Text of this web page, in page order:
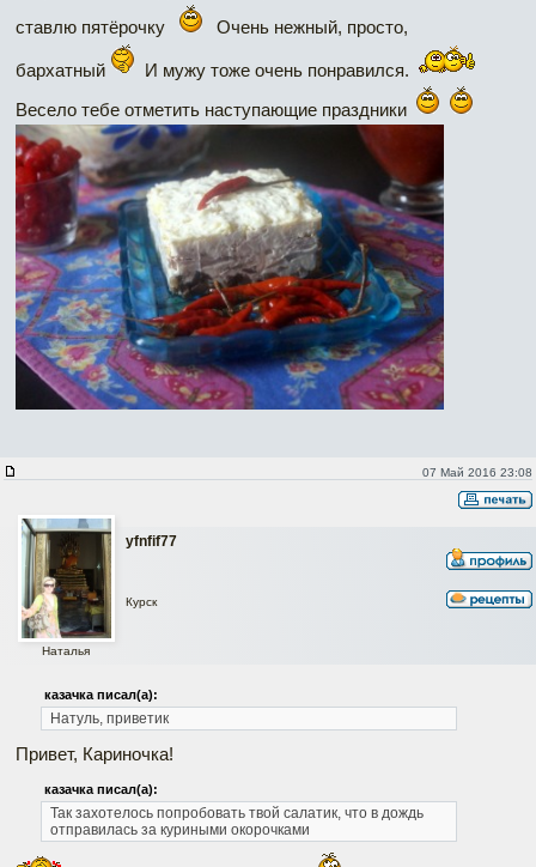
ставлю пятёрочку
Очень нежный, просто,
бархатный
И мужу тоже очень понравился.
Весело тебе отметить наступающие праздники
07 Май 2016 23:08
yfnfif77
Наталья
Курск
казачка писал(а):
Натуль, приветик
Привет, Кариночка!
казачка писал(а):
Так захотелось попробовать твой салатик, что в дождь
отправилась за куриными окорочками